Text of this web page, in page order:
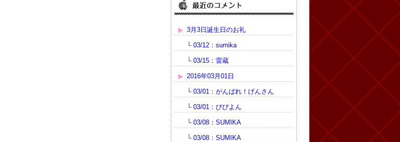
3月3日誕生日のお礼
└ 03/12：sumika
└ 03/15：雷蔵
2016年03月01日
└ 03/01：がんばれ！げんさん
└ 03/01：びびよん
└ 03/08：SUMIKA
└ 03/08：SUMIKA